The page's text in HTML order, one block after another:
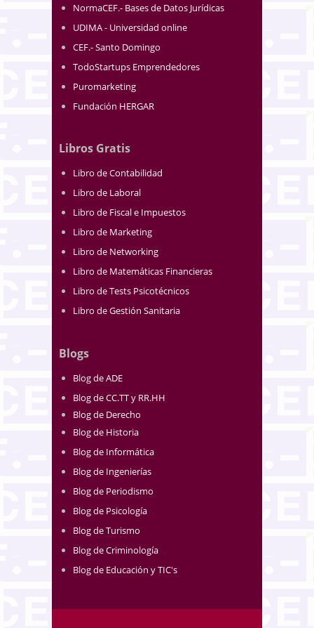
NormaCEF.- Bases de Datos Jurídicas
UDIMA - Universidad online
CEF.- Santo Domingo
TodoStartups Emprendedores
Puromarketing
Fundación HERGAR
Libros Gratis
Libro de Contabilidad
Libro de Laboral
Libro de Fiscal e Impuestos
Libro de Marketing
Libro de Networking
Libro de Matemáticas Financieras
Libro de Tests Psicotécnicos
Libro de Gestión Sanitaria
Blogs
Blog de ADE
Blog de CC.TT y RR.HH
Blog de Derecho
Blog de Historia
Blog de Informática
Blog de Ingenierías
Blog de Periodismo
Blog de Psicología
Blog de Turismo
Blog de Criminología
Blog de Educación y TIC's